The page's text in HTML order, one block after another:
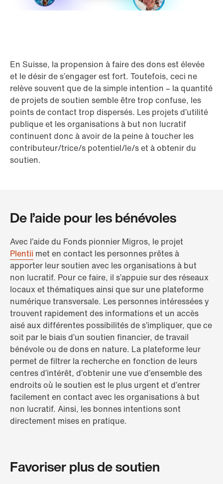
En Suisse, la propension à faire des dons est élevée
et le désir de s’engager est fort. Toutefois, ceci ne
relève souvent que de la simple intention – la quantité
de projets de soutien semble être trop confuse, les
points de contact trop dispersés. Les projets d’utilité
publique et les organisations à but non lucratif
continuent donc à avoir de la peine à toucher les
contributeur/trice/s potentiel/le/s et à obtenir du
soutien.
De l’aide pour les bénévoles
Avec l’aide du Fonds pionnier Migros, le projet
Plentii met en contact les personnes prêtes à
apporter leur soutien avec les organisations à but
non lucratif. Pour ce faire, il s’appuie sur des réseaux
locaux et thématiques ainsi que sur une plateforme
numérique transversale. Les personnes intéressées y
trouvent rapidement des informations et un accès
aisé aux différentes possibilités de s’impliquer, que ce
soit par le biais d’un soutien financier, de travail
bénévole ou de dons en nature. La plateforme leur
permet de filtrer la recherche en fonction de leurs
centres d’intérêt, d’obtenir une vue d’ensemble des
endroits où le soutien est le plus urgent et d’entrer
facilement en contact avec les organisations à but
non lucratif. Ainsi, les bonnes intentions sont
directement mises en pratique.
Favoriser plus de soutien